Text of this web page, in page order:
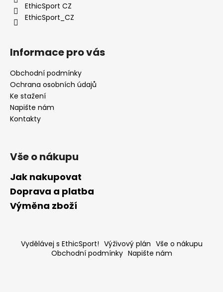
EthicSport CZ
EthicSport_CZ
Informace pro vás
Obchodní podmínky
Ochrana osobních údajů
Ke stažení
Napište nám
Kontakty
Vše o nákupu
Jak nakupovat
Doprava a platba
Výměna zboží
Vydělávej s EthicSport! Výživový plán Vše o nákupu
Obchodní podmínky Napište nám